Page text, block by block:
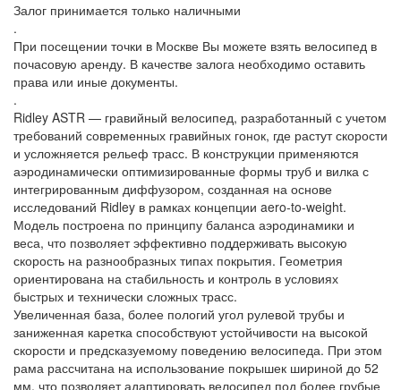
Залог принимается только наличными
.
При посещении точки в Москве Вы можете взять велосипед в
почасовую аренду. В качестве залога необходимо оставить
права или иные документы.
.
Ridley ASTR — гравийный велосипед, разработанный с учетом
требований современных гравийных гонок, где растут скорости
и усложняется рельеф трасс. В конструкции применяются
аэродинамически оптимизированные формы труб и вилка с
интегрированным диффузором, созданная на основе
исследований Ridley в рамках концепции aero-to-weight.
Модель построена по принципу баланса аэродинамики и
веса, что позволяет эффективно поддерживать высокую
скорость на разнообразных типах покрытия. Геометрия
ориентирована на стабильность и контроль в условиях
быстрых и технически сложных трасс.
Увеличенная база, более пологий угол рулевой трубы и
заниженная каретка способствуют устойчивости на высокой
скорости и предсказуемому поведению велосипеда. При этом
рама рассчитана на использование покрышек шириной до 52
мм, что позволяет адаптировать велосипед под более грубые